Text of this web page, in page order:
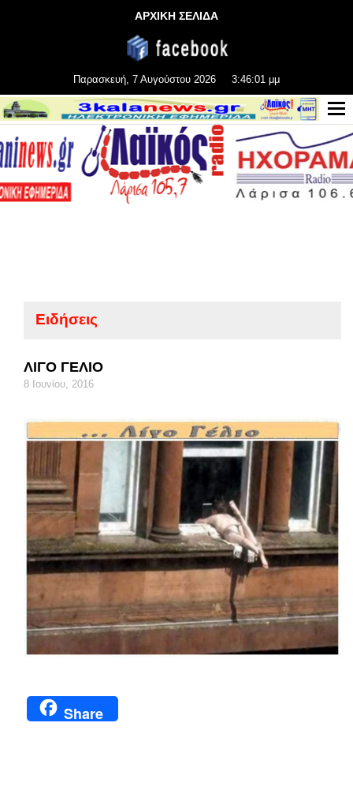
ΑΡΧΙΚΗ ΣΕΛΙΔΑ
Παρασκευή, 7 Αυγούστου 2026 3:46:01 μμ
Ειδήσεις
ΛΙΓΟ ΓΕΛΙΟ
8 Ιουνίου, 2016
Share